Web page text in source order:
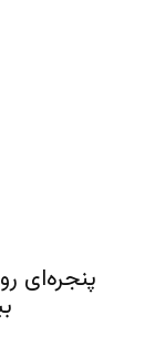
پنجره‌ای